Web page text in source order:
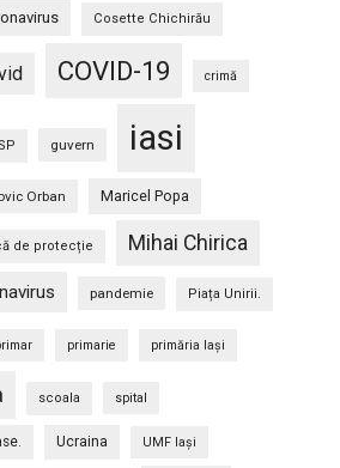
Cosette Chichirău
COVID-19 crimă
guvern iasi
Orban Maricel Popa
de protecție Mihai Chirica
pandemie Piața Unirii.
primarie primăria Iași
scoala spital
Ucraina UMF Iași